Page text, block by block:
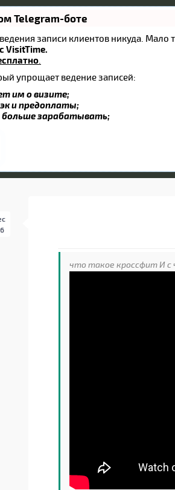
Telegram-боте
ведения записи клиентов никуда.
VisitTime.
упрощает ведение записей:
им о визите;
и предоплаты;
больше зарабатывать;
что такое кроссфит И с